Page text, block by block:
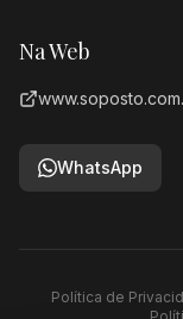
Na Web
WhatsApp
Política de